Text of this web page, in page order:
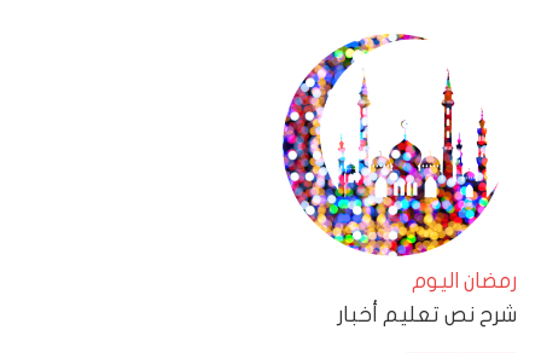
رمضان اليوم
شرح نص تعليم أخبار